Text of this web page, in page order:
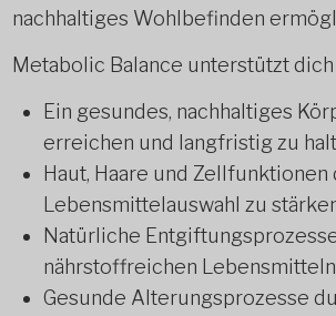
nachhaltiges Wohlbefinden
Metabolic Balance unterstützt dich
Ein gesundes, nachhaltiges
erreichen und langfristig zu
Haut, Haare und
Lebensmittelauswahl zu
Natürliche
nährstoffreichen
Gesunde Alterungsprozesse